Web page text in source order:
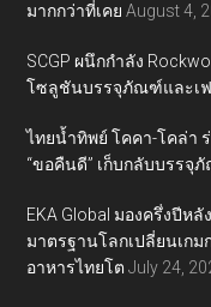
มากกว่าที่เคย August 4,
SCGP ผนึกกำลัง
โซลูชันบรรจุภัณฑ์และเฟ
ไทยน้ำทิพย์ โคคา-โคล่า
“ขอคืนดี” เก็บกลับบรรจุ
EKA Global มองครึ่งปีห
มาตรฐานโลกเปลี่ยนเก
อาหารไทยโต July 24,